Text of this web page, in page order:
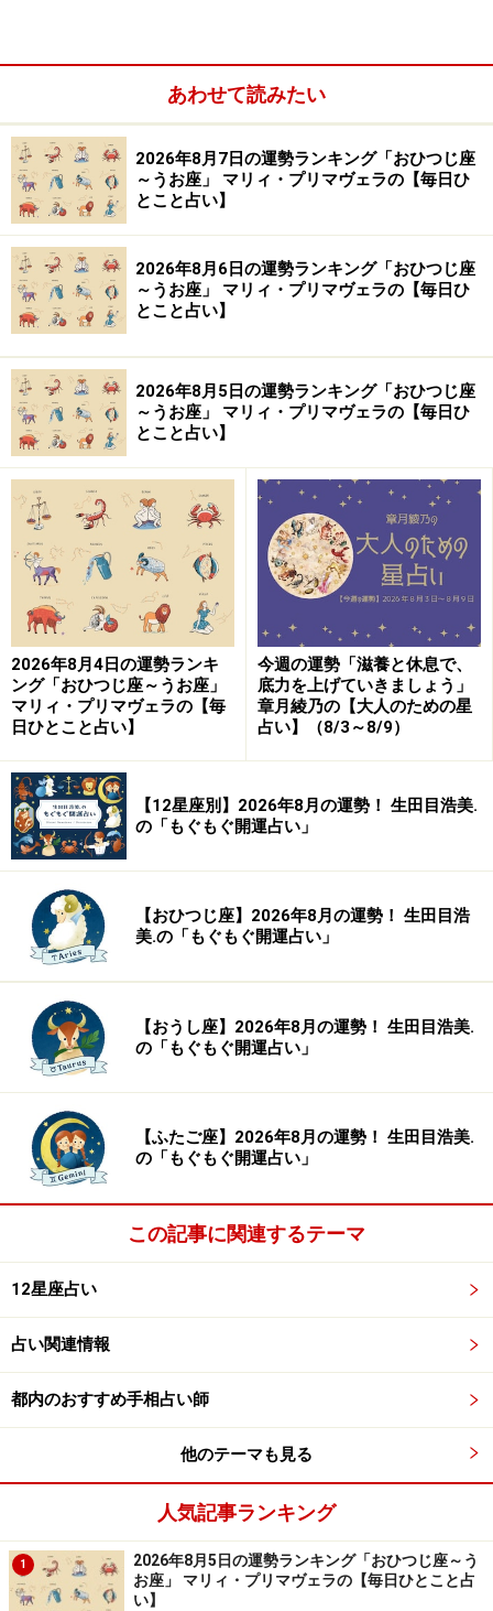
＞【今週の運勢】を見る
10位：ふたご座／双子座（5月21日～6月21
日生まれ）
2024年6月28日の運勢「ふたご座」
会話力が低下。意思を伝えられずに落ち込むことに……。
＞【今週の運勢】を見る
9位：しし座／獅子座（7月23日～8月22日
生まれ）
2024年6月28日の運勢「しし座」
厄介ごとを押し付けられそう。イヤならはっきり断ろ
う。
＞【今週の運勢】を見る
8位：おひつじ座／牡羊座（3月21日～4月
2024年6月28日の運勢「おひつじ座」
ひと休みしたい日。無理に行動するとトラブルを呼びそ
あわせて読みたい
2026年8月7日の運勢ランキング「おひつじ座
～うお座」 マリィ・プリマヴェラの【毎日ひ
とこと占い】
2026年8月6日の運勢ランキング「おひつじ座
～うお座」 マリィ・プリマヴェラの【毎日ひ
とこと占い】
2026年8月5日の運勢ランキング「おひつじ座
～うお座」 マリィ・プリマヴェラの【毎日ひ
とこと占い】
2026年8月4日の運勢ランキ
ング「おひつじ座～うお座」
マリィ・プリマヴェラの【毎
日ひとこと占い】
今週の運勢「滋養と休息で、
底力を上げていきましょう」
章月綾乃の【大人のための星
占い】（8/3～8/9）
【12星座別】2026年8月の運勢！ 生田目浩美.
の「もぐもぐ開運占い」
【おひつじ座】2026年8月の運勢！ 生田目浩
美.の「もぐもぐ開運占い」
【おうし座】2026年8月の運勢！ 生田目浩美.
の「もぐもぐ開運占い」
【ふたご座】2026年8月の運勢！ 生田目浩美.
の「もぐもぐ開運占い」
この記事に関連するテーマ
12星座占い
占い関連情報
都内のおすすめ手相占い師
他のテーマも見る
人気記事ランキング
1
2026年8月5日の運勢ランキング「おひつじ座～う
お座」 マリィ・プリマヴェラの【毎日ひとこと占
い】